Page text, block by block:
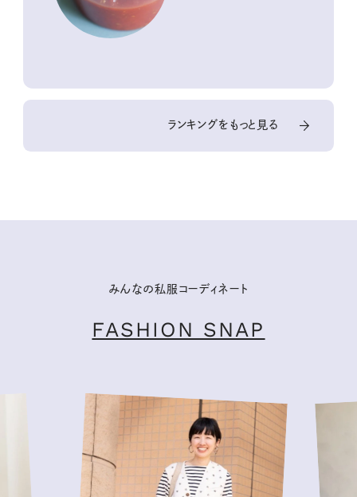
ランキングをもっと見る
みんなの私服コーディネート
FASHION SNAP